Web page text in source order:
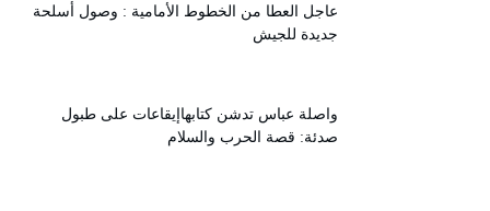
عاجل العطا من الخطوط الأمامية : وصول أسلحة
جديدة للجيش
واصلة عباس تدشن كتابهاإيقاعات على طبول
صدئة: قصة الحرب والسلام